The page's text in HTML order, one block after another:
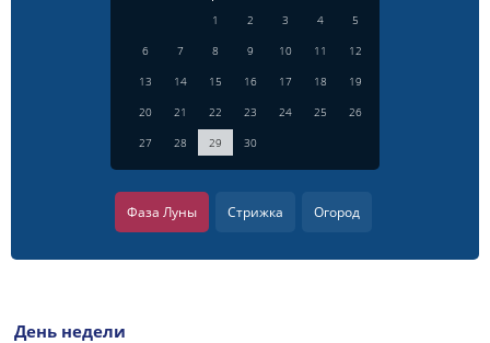
1 2 3 4
5
6
7 8 9 10 11
12
13
14 15 16 17 18
19
20
21 22 23 24 25
26
27
28 29 30
Фаза Луны Стрижка Огород
День недели